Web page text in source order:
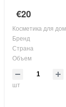
€20
Косметика для
Бренд
Страна
Объем
шт